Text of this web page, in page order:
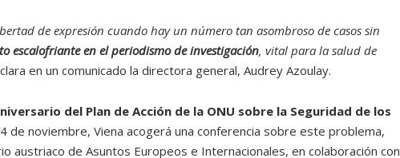
de expresión cuando hay un número tan asombroso de casos sin
escalofriante en el periodismo de investigación, vital para la salud de
en un comunicado la directora general, Audrey Azoulay.
del Plan de Acción de la ONU sobre la Seguridad de los
de noviembre, Viena acogerá una conferencia sobre este problema,
austriaco de Asuntos Europeos e Internacionales, en colaboración con